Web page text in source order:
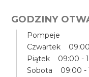
GODZINY
Pompeje
Czwartek 09:00
Piątek 09:00 -
Sobota 09:00 -